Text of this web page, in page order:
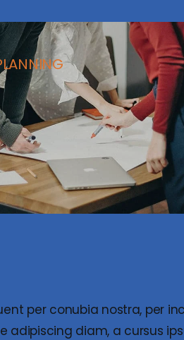
per conubia nostra, per
adipiscing diam, a cursus